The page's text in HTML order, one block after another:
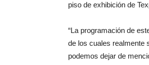
piso de exhibición de
“La programación de
de los cuales realmente
podemos dejar de